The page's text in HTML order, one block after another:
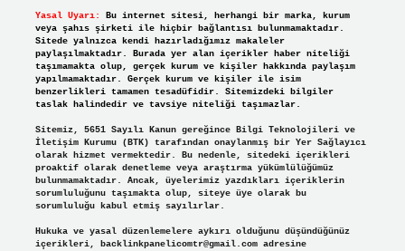
Yasal Uyarı:
Bu internet sitesi, herhangi bir marka, kurum
veya şahıs şirketi ile hiçbir bağlantısı bulunmamaktadır.
Sitede yalnızca kendi hazırladığımız makaleler
paylaşılmaktadır. Burada yer alan içerikler haber niteliği
taşımamakta olup, gerçek kurum ve kişiler hakkında paylaşım
yapılmamaktadır. Gerçek kurum ve kişiler ile isim
benzerlikleri tamamen tesadüfidir. Sitemizdeki bilgiler
taslak halindedir ve tavsiye niteliği taşımazlar.
Sitemiz, 5651 Sayılı Kanun gereğince Bilgi Teknolojileri ve
İletişim Kurumu (BTK) tarafından onaylanmış bir Yer Sağlayıcı
olarak hizmet vermektedir. Bu nedenle, sitedeki içerikleri
proaktif olarak denetleme veya araştırma yükümlülüğümüz
bulunmamaktadır. Ancak, üyelerimiz yazdıkları içeriklerin
sorumluluğunu taşımakta olup, siteye üye olarak bu
sorumluluğu kabul etmiş sayılırlar.
Hukuka ve yasal düzenlemelere aykırı olduğunu düşündüğünüz
içerikleri, backlinkpanelicomtr@gmail.comadresine